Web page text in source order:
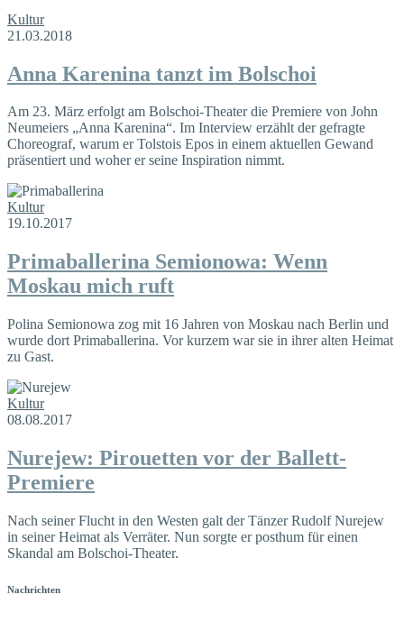
Kultur
21.03.2018
Anna Karenina tanzt im Bolschoi
Am 23. März erfolgt am Bolschoi-Theater die Premiere von John
Neumeiers „Anna Karenina“. Im Interview erzählt der gefragte
Choreograf, warum er Tolstois Epos in einem aktuellen Gewand
präsentiert und woher er seine Inspiration nimmt.
Kultur
19.10.2017
Primaballerina Semionowa: Wenn
Moskau mich ruft
Polina Semionowa zog mit 16 Jahren von Moskau nach Berlin und
wurde dort Primaballerina. Vor kurzem war sie in ihrer alten Heimat
zu Gast.
Kultur
08.08.2017
Nurejew: Pirouetten vor der Ballett-
Premiere
Nach seiner Flucht in den Westen galt der Tänzer Rudolf Nurejew
in seiner Heimat als Verräter. Nun sorgte er posthum für einen
Skandal am Bolschoi-Theater.
Nachrichten